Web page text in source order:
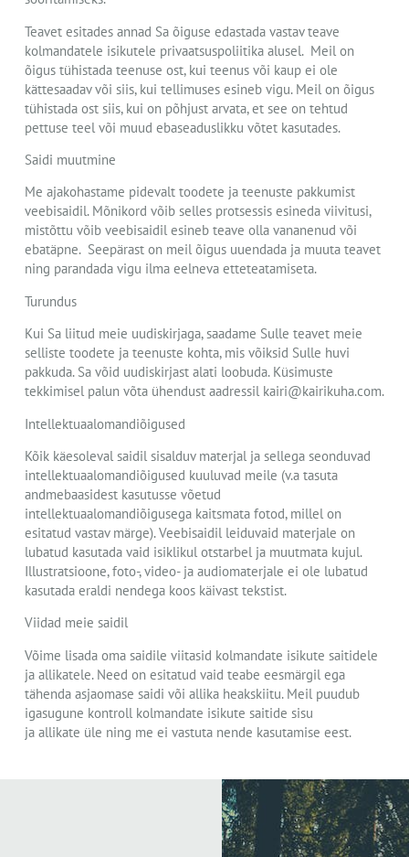
Teavet esitades annad Sa õiguse edastada vastav teave
kolmandatele isikutele privaatsuspoliitika alusel. Meil on
õigus tühistada teenuse ost, kui teenus või kaup ei ole
kättesaadav või siis, kui tellimuses esineb vigu. Meil on õigus
tühistada ost siis, kui on põhjust arvata, et see on tehtud
pettuse teel või muud ebaseaduslikku võtet kasutades.
Saidi muutmine
Me ajakohastame pidevalt toodete ja teenuste pakkumist
veebisaidil. Mõnikord võib selles protsessis esineda viivitusi,
mistõttu võib veebisaidil esineb teave olla vananenud või
ebatäpne. Seepärast on meil õigus uuendada ja muuta teavet
ning parandada vigu ilma eelneva etteteatamiseta.
Turundus
Kui Sa liitud meie uudiskirjaga, saadame Sulle teavet meie
selliste toodete ja teenuste kohta, mis võiksid Sulle huvi
pakkuda. Sa võid uudiskirjast alati loobuda. Küsimuste
tekkimisel palun võta ühendust aadressil kairi@kairikuha.com.
Intellektuaalomandiõigused
Kõik käesoleval saidil sisalduv materjal ja sellega seonduvad
intellektuaalomandiõigused kuuluvad meile (v.a tasuta
andmebaasidest kasutusse võetud
intellektuaalomandiõigusega kaitsmata fotod, millel on
esitatud vastav märge). Veebisaidil leiduvaid materjale on
lubatud kasutada vaid isiklikul otstarbel ja muutmata kujul.
Illustratsioone, foto-, video- ja audiomaterjale ei ole lubatud
kasutada eraldi nendega koos käivast tekstist.
Viidad meie saidil
Võime lisada oma saidile viitasid kolmandate isikute saitidele
ja allikatele. Need on esitatud vaid teabe eesmärgil ega
tähenda asjaomase saidi või allika heakskiitu. Meil puudub
igasugune kontroll kolmandate isikute saitide sisu
ja allikate üle ning me ei vastuta nende kasutamise eest.